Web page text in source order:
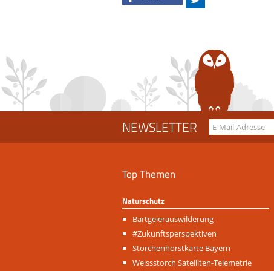
NEWSLETTER
Top Themen
Naturschutz
Navigation
überspringen
Bartgeierauswilderung
#Zukunftsperspektiven
Storchenhorstkarte Bayern
Weissstorch Satelliten-Telemetrie